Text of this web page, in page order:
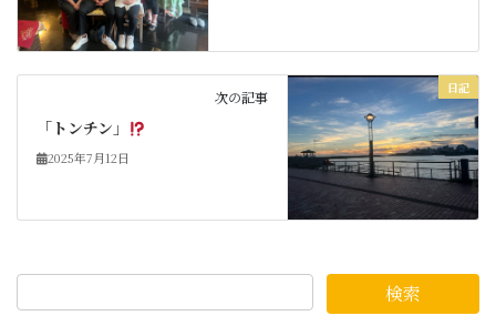
日記
次の記事
「トンチン」
2025年7月12日